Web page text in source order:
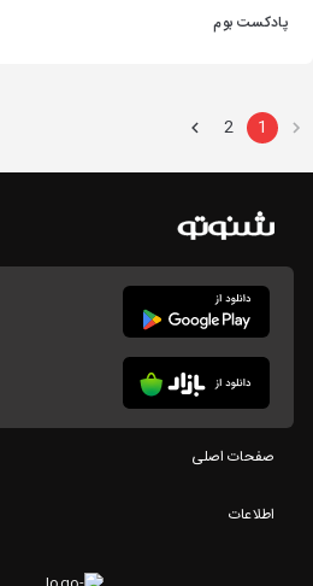
پادکست بوم
1
2
صفحات اصلی
اطلاعات